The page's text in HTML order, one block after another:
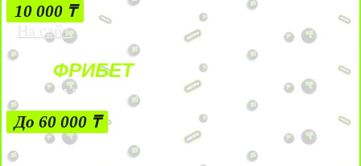
10 000 ₸
На сайт
ФРИБЕТ
ЗА ДЕПОЗИТЫ
До 60 000 ₸